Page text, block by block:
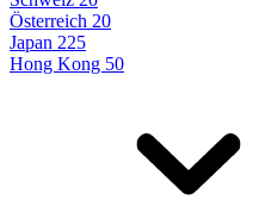
Österreich 20
Japan 225
Hong Kong 50